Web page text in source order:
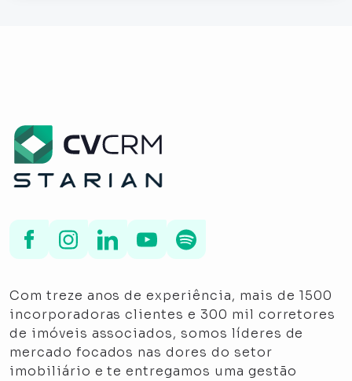
Com treze anos de experiência, mais de 1500
incorporadoras clientes e 300 mil corretores
de imóveis associados, somos líderes de
mercado focados nas dores do setor
imobiliário e te entregamos uma gestão